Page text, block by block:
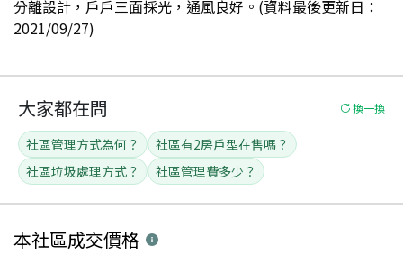
分離設計，戶戶三面採光，通風良好。(資料最後更新日：
2021/09/27)
大家都在問 換一換
社區管理方式為何？
社區有2房戶型在售嗎？
社區垃圾處理方式？
社區管理費多少？
本社區成交價格